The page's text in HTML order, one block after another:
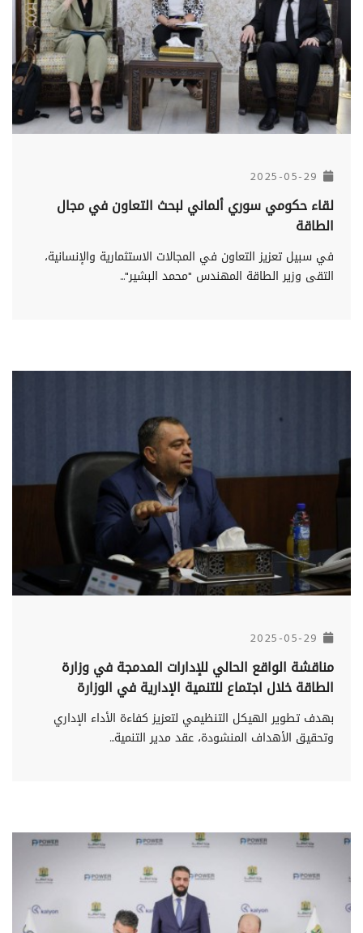
2025-05-29
لقاء حكومي سوري ألماني لبحث التعاون في مجال
الطاقة
في سبيل تعزيز التعاون في المجالات الاستثمارية والإنسانية،
التقى وزير الطاقة المهندس "محمد البشير"...
2025-05-29
مناقشة الواقع الحالي للإدارات المدمجة في وزارة
الطاقة خلال اجتماع للتنمية الإدارية في الوزارة
بهدف تطوير الهيكل التنظيمي لتعزيز كفاءة الأداء الإداري
وتحقيق الأهداف المنشودة، عقد مدير التنمية...